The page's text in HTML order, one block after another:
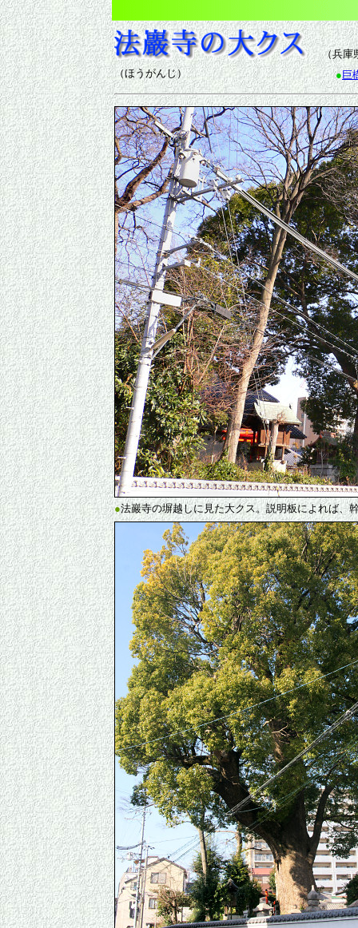
（兵庫
（ほうがんじ）
●巨
●法巖寺の塀越しに見た大クス。説明板によれば、